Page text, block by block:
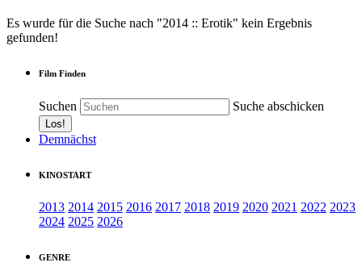
Es wurde für die Suche nach "2014 :: Erotik" kein Ergebnis
gefunden!
Film Finden
Suchen Suche abschicken
Demnächst
KINOSTART
2013 2014 2015 2016 2017 2018 2019 2020 2021 2022 2023
2024 2025 2026
GENRE